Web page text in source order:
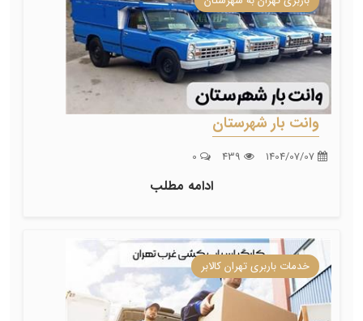
وانت بار شهرستان
ادامه مطلب
خدمات باربری تهران کالابر